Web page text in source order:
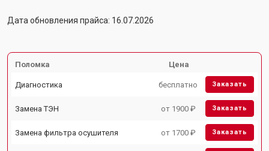
Дата обновления прайса: 16.07.2026
Поломка Цена
Диагностика бесплатно Заказать
Замена ТЭН от 1900 ₽ Заказать
Замена фильтра осушителя от 1700 ₽ Заказать